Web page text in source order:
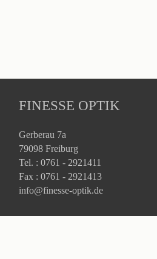
FINESSE OPTIK
Gerberau 7a
79098 Freiburg
Tel. : 0761 - 2921411
Fax : 0761 - 2921413
info@finesse-optik.de